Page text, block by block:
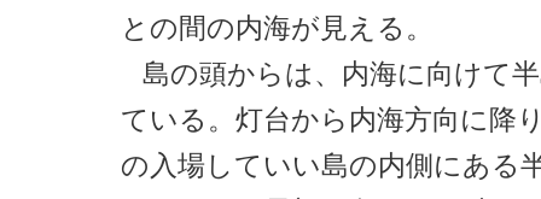
との間の内海が見える。
島の頭からは、内海に向けて
ている。灯台から内海方向に降
の入場していい島の内側にある